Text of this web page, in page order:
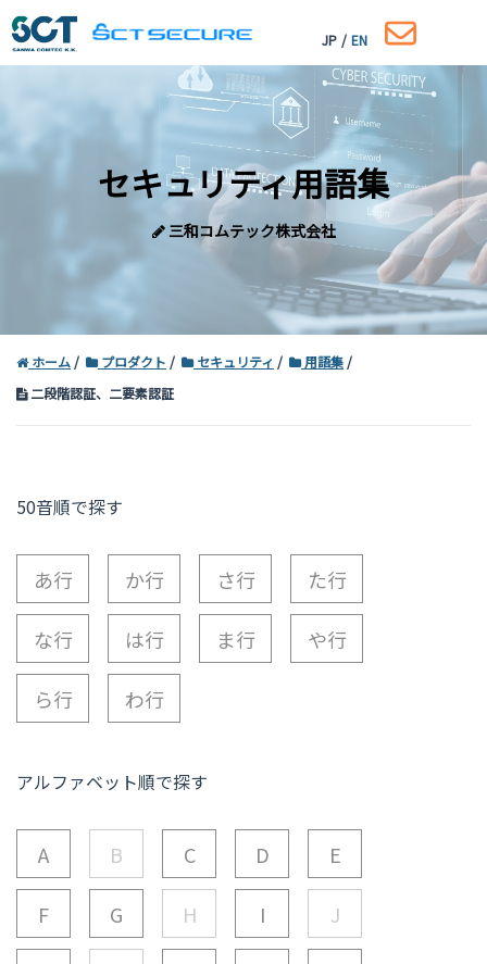
JP / EN
セキュリティ用語集
三和コムテック株式会社
ホーム プロダクト セキュリティ
用語集
二段階認証、二要素認証
50音順で探す
あ行 か行 さ行 た行
な行 は行 ま行 や行
ら行 わ行
アルファベット順で探す
A B C D E
F G H I J